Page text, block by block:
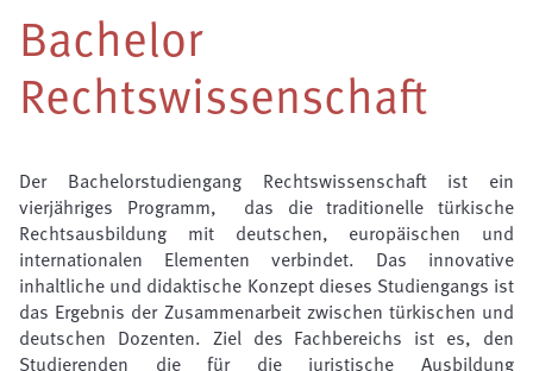
Bachelor
Rechtswissenschaft
Der Bachelorstudiengang Rechtswissenschaft ist ein
vierjähriges Programm,  das die traditionelle türkische
Rechtsausbildung mit deutschen, europäischen und
internationalen Elementen verbindet. Das innovative
inhaltliche und didaktische Konzept dieses Studiengangs ist
das Ergebnis der Zusammenarbeit zwischen türkischen und
deutschen Dozenten. Ziel des Fachbereichs ist es, den
Studierenden die für die juristische Ausbildung